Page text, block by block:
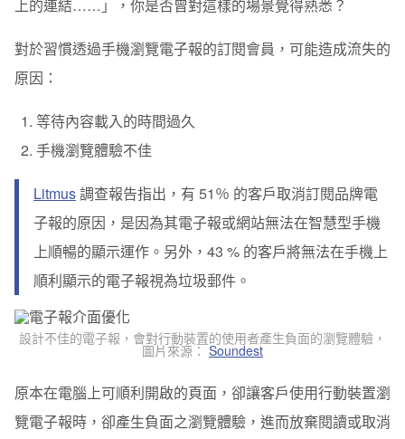
上的連結……」，你是否曾對這樣的場景覺得熟悉？
對於習慣透過手機瀏覽電子報的訂閱會員，可能造成流失的
原因：
等待內容載入的時間過久
手機瀏覽體驗不佳
Litmus調查報告指出， 有 51％ 的客戶取消訂閱品牌電
子報的原因，是因為其電子報或網站無法在智慧型手機
上順暢的顯示運作。另外，43 % 的客戶將無法在手機上
順利顯示的電子報視為垃圾郵件。
設計不佳的電子報，會對行動裝置的使用者產生負面的瀏覽體驗，
圖片來源：Soundest
原本在電腦上可順利開啟的頁面，卻讓客戶使用行動裝置瀏
覽電子報時，卻產生負面之瀏覽體驗，進而放棄閱讀或取消